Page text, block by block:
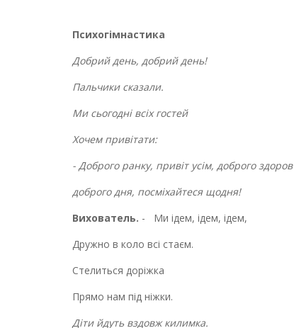
Психогімнастика
Добрий день, добрий день!
Пальчики сказали.
Ми сьогодні всіх гостей
Хочем привітати:
- Доброго ранку, привіт усім, доброго здоров'
доброго дня, посміхайтеся щодня!
Вихователь. - Ми ідем, ідем, ідем,
Дружно в коло всі стаєм.
Стелиться доріжка
Прямо нам під ніжки.
Діти йдуть вздовж килимка.